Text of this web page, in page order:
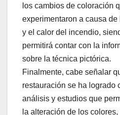
los cambios de coloración
experimentaron a causa
y el calor del incendio,
permitirá contar con la
sobre la técnica pictórica.
Finalmente, cabe señalar
restauración se ha logrado
análisis y estudios que
la alteración de los